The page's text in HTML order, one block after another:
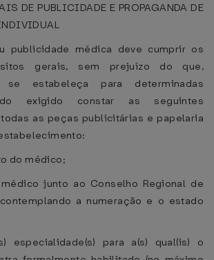
DE PUBLICIDADE E PROPAGANDA DE
publicidade médica deve cumprir os
gerais, sem prejuízo do que,
se estabeleça para determinadas
exigido constar as seguintes
as peças publicitárias e papelaria
do médico;
junto ao Conselho Regional de
contemplando a numeração e o estado
para a(s) qual(is) o